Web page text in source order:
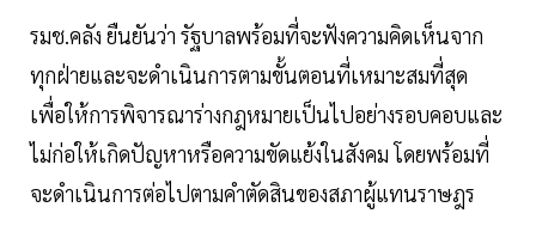
รมช.คลัง ยืนยันว่า รัฐบาลพร้อมที่จะฟังความคิดเห็นจาก
ทุกฝ่ายและจะดำเนินการตามขั้นตอนที่เหมาะสมที่สุด
เพื่อให้การพิจารณาร่างกฎหมายเป็นไปอย่างรอบคอบและ
ไม่ก่อให้เกิดปัญหาหรือความขัดแย้งในสังคม โดยพร้อมที่
จะดำเนินการต่อไปตามคำตัดสินของสภาผู้แทนราษฎร